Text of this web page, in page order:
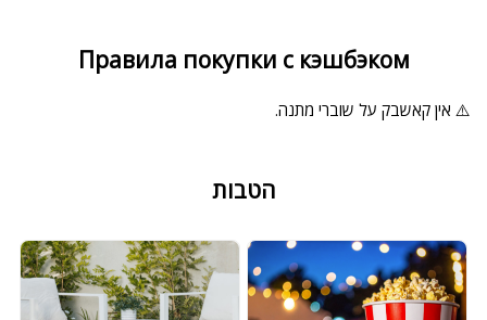
Правила покупки с кэшбэком
⚠️ אין קאשבק על שוברי מתנה.
הטבות